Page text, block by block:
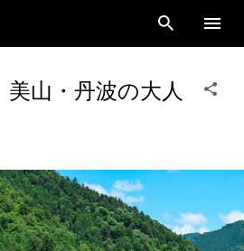
美⼭・丹波の⼤⼈